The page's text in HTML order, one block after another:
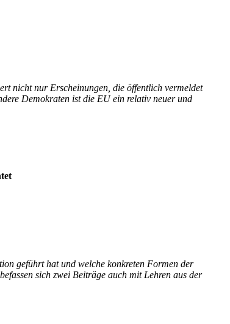
nicht nur Erscheinungen, die öffentlich vermeldet
Demokraten ist die EU ein relativ neuer und
geführt hat und welche konkreten Formen der
sich zwei Beiträge auch mit Lehren aus der